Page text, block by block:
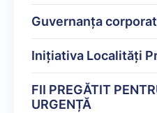
Guvernanța
Inițiativa Localități
FII PREGĂTIT
URGENȚĂ